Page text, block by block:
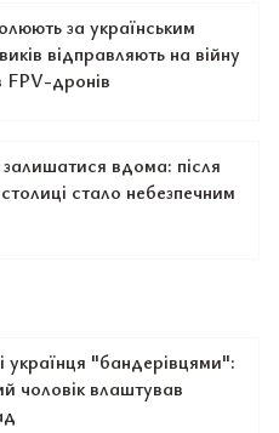
за українським
відправляють на війну
FPV-дронів
вдома: після
стало небезпечним
українця "бандерівцями":
чоловік влаштував